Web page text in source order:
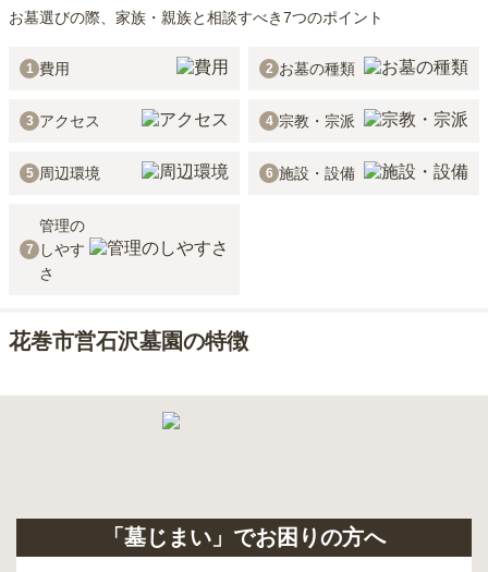
お墓選びの際、家族・親族と相談すべき7つのポイント
1 費用 2 お墓の種類
3 アクセス 4 宗教・宗派
5 周辺環境 6 施設・設備
7
管理の
しやす
さ
花巻市営石沢墓園の特徴
「墓じまい」でお困りの方へ